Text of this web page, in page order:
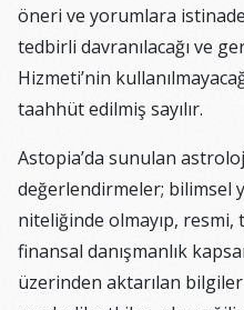
öneri ve yorumlara
tedbirli davranılacağı ve
Hizmeti’nin
taahhüt edilmiş sayılır.
Astopia’da sunulan
değerlendirmeler; bilimsel
niteliğinde olmayıp,
finansal danışmanlık
üzerinden aktarılan